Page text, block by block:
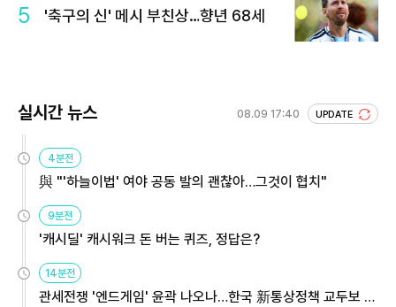
5 '축구의 신' 메시 부친상…향년 68세
실시간 뉴스 08.09 17:40 UPDATE
4분전
與 "'하늘이법' 여야 공동 발의 괜찮아…그것이 협치"
9분전
'캐시딜' 캐시워크 돈 버는 퀴즈, 정답은?
14분전
관세전쟁 '엔드게임' 윤곽 나오나…한국 新통상정책 교두보 활